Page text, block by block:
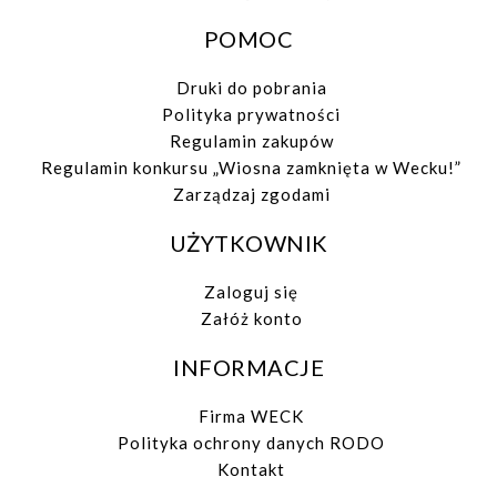
POMOC
Druki do pobrania
Polityka prywatności
Regulamin zakupów
Regulamin konkursu „Wiosna zamknięta w Wecku!”
Zarządzaj zgodami
UŻYTKOWNIK
Zaloguj się
Załóż konto
INFORMACJE
Firma WECK
Polityka ochrony danych RODO
Kontakt